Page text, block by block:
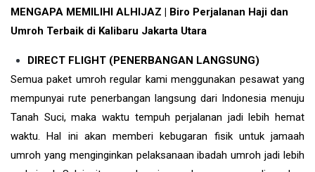
MENGAPA MEMILIHI ALHIJAZ | Biro Perjalanan Haji dan
Umroh Terbaik di Kalibaru Jakarta Utara
DIRECT FLIGHT (PENERBANGAN LANGSUNG)
Semua paket umroh regular kami menggunakan pesawat yang
mempunyai rute penerbangan langsung dari Indonesia menuju
Tanah Suci, maka waktu tempuh perjalanan jadi lebih hemat
waktu. Hal ini akan memberi kebugaran fisik untuk jamaah
umroh yang menginginkan pelaksanaan ibadah umroh jadi lebih